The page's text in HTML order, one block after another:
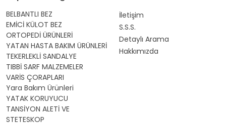
BELBANTLI BEZ
EMİCİ KÜLOT BEZ
ORTOPEDİ ÜRÜNLERİ
YATAN HASTA BAKIM ÜRÜNLERİ
TEKERLEKLİ SANDALYE
TIBBİ SARF MALZEMELER
VARİS ÇORAPLARI
Yara Bakım Ürünleri
YATAK KORUYUCU
TANSİYON ALETİ VE
STETESKOP
İletişim
S.S.S.
Detaylı Arama
Hakkımızda